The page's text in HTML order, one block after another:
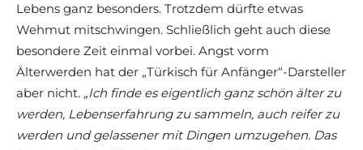
Lebens ganz besonders. Trotzdem dürfte etwas
Wehmut mitschwingen. Schließlich geht auch diese
besondere Zeit einmal vorbei. Angst vorm
Älterwerden hat der „Türkisch für Anfänger“-Darsteller
aber nicht. „Ich finde es eigentlich ganz schön älter zu
werden, Lebenserfahrung zu sammeln, auch reifer zu
werden und gelassener mit Dingen umzugehen. Das